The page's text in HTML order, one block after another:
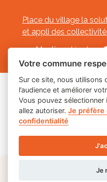
Place du village la
et appli des
Mentions légales-
Les
Votre commune
Sur ce site, nous utilisons
l’audience et améliorer
Vous pouvez
allez autoriser.Je préfère
confidentialité
Je